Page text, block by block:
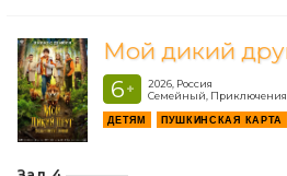
6 +
2026, Россия
Семейный, Приключения
ДЕТЯМ ПУШКИНСКАЯ КАРТА